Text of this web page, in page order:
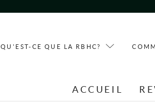
QU'EST-CE QUE LA RBHC?
ACCUEIL